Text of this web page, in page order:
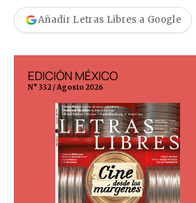
Añadir Letras Libres a Google
EDICIÓN MÉXICO
N° 332 / Agosto 2026